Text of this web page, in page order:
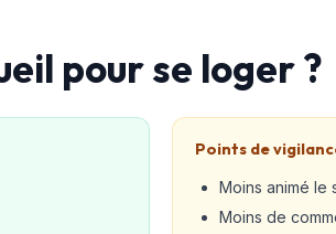
pour se loger ?
Points de
Moins animé le
Moins de